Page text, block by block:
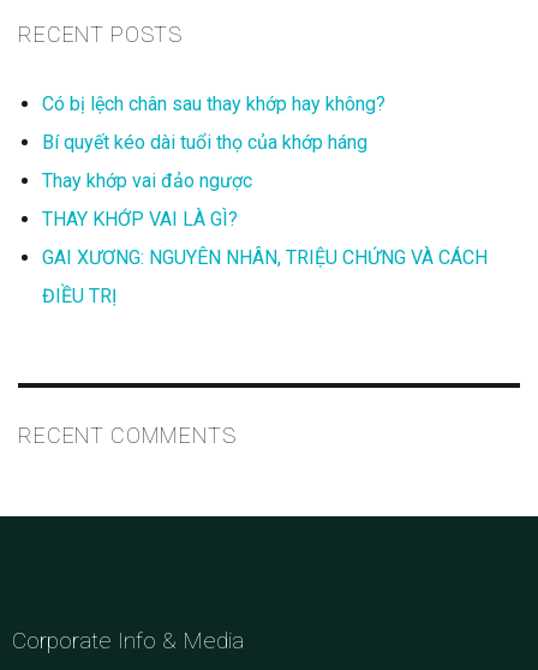
RECENT POSTS
Có bị lệch chân sau thay khớp hay không?
Bí quyết kéo dài tuổi thọ của khớp háng
Thay khớp vai đảo ngược
THAY KHỚP VAI LÀ GÌ?
GAI XƯƠNG: NGUYÊN NHÂN, TRIỆU CHỨNG VÀ CÁCH
ĐIỀU TRỊ
RECENT COMMENTS
Corporate Info & Media